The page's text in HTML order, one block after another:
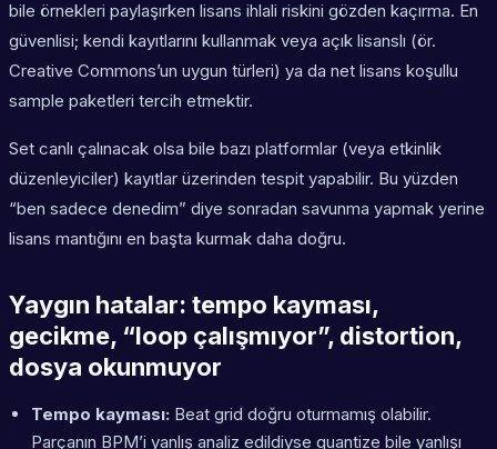
bile örnekleri paylaşırken lisans ihlali riskini gözden kaçırma. En
güvenlisi; kendi kayıtlarını kullanmak veya açık lisanslı (ör.
Creative Commons’un uygun türleri) ya da net lisans koşullu
sample paketleri tercih etmektir.
Set canlı çalınacak olsa bile bazı platformlar (veya etkinlik
düzenleyiciler) kayıtlar üzerinden tespit yapabilir. Bu yüzden
“ben sadece denedim” diye sonradan savunma yapmak yerine
lisans mantığını en başta kurmak daha doğru.
Yaygın hatalar: tempo kayması,
gecikme, “loop çalışmıyor”, distortion,
dosya okunmuyor
Tempo kayması: Beat grid doğru oturmamış olabilir.
Parçanın BPM’i yanlış analiz edildiyse quantize bile yanlışı